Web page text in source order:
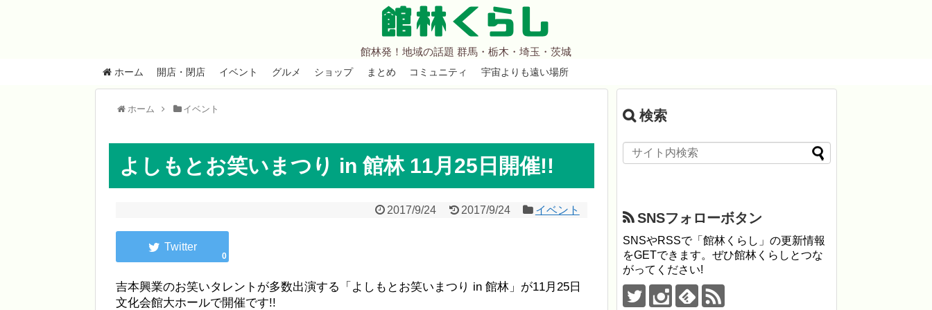
館林くらし
館林発！地域の話題 群馬・栃木・埼玉・茨城
ホーム 開店・閉店 イベント グルメ ショップ まとめ コミュニティ 宇宙よりも遠い場所
ホーム イベント
よしもとお笑いまつり in 館林 11月25日開催!!
2017/9/24 2017/9/24 イベント
0
吉本興業のお笑いタレントが多数出演する「よしもとお笑いまつり in 館林」が11月25日
文化会館大ホールで開催です!!
検索
SNSフォローボタン
SNSやRSSで「館林くらし」の更新情報
をGETできます。ぜひ館林くらしとつな
がってください!